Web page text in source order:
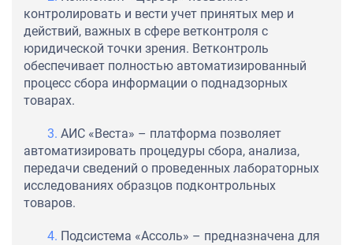
контролировать и вести учет принятых мер и
действий, важных в сфере ветконтроля с
юридической точки зрения. Ветконтроль
обеспечивает полностью автоматизированный
процесс сбора информации о поднадзорных
товарах.
АИС «Веста» – платформа позволяет
автоматизировать процедуры сбора, анализа,
передачи сведений о проведенных лабораторных
исследованиях образцов подконтрольных
товаров.
Подсистема «Ассоль» – предназначена для